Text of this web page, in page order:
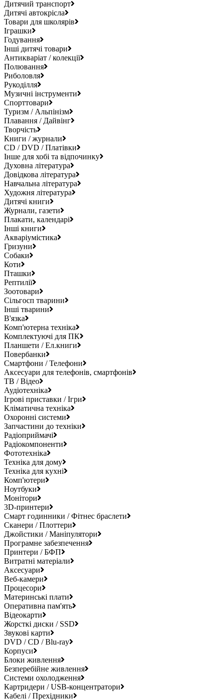
Дитячий транспорт
Дитячі автокрісла
Товари для школярів
Іграшки
Годування
Інші дитячі товари
Антикваріат / колекції
Полювання
Риболовля
Рукоділля
Музичні інструменти
Спорттовари
Туризм / Альпінізм
Плавання / Дайвінг
Творчість
Книги / журнали
CD / DVD / Платівки
Інше для хобі та відпочинку
Духовна література
Довідкова література
Навчальна література
Художня література
Дитячі книги
Журнали, газети
Плакати, календарі
Інші книги
Акваріумістика
Гризуни
Собаки
Коти
Пташки
Рептилії
Зоотовари
Сільгосп тварини
Інші тварини
В'язка
Комп'ютерна техніка
Комплектуючі для ПК
Планшети / Ел.книги
Повербанки
Смартфони / Телефони
Аксесуари для телефонів, смартфонів
ТВ / Відео
Аудіотехніка
Ігрові приставки / Ігри
Кліматична техніка
Охоронні системи
Запчастини до техніки
Радіоприймачі
Радіокомпоненти
Фототехніка
Техніка для дому
Техніка для кухні
Комп'ютери
Ноутбуки
Монітори
3D-принтери
Смарт годинники / Фітнес браслети
Сканери / Плоттери
Джойстики / Маніпулятори
Програмне забезпечення
Принтери / БФП
Витратні матеріали
Аксесуари
Веб-камери
Процесори
Материнські плати
Оперативна пам'ять
Відеокарти
Жорсткі диски / SSD
Звукові карти
DVD / CD / Blu-ray
Корпуси
Блоки живлення
Безперебійне живлення
Системи охолодження
Картридери / USB-концентратори
Кабелі / Прехідники